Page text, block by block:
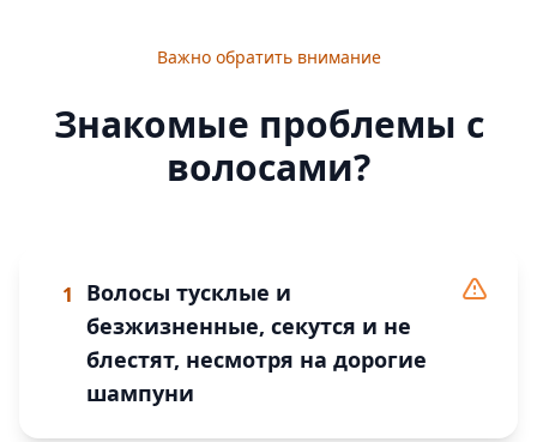
Важно обратить внимание
Знакомые проблемы с
волосами?
1
Волосы тусклые и
безжизненные, секутся и не
блестят, несмотря на дорогие
шампуни